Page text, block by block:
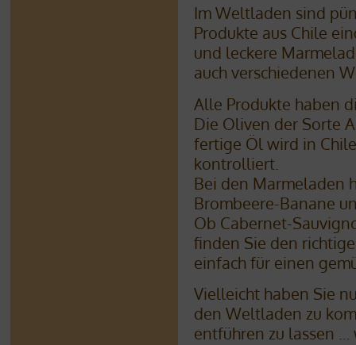
Im Weltladen sind
Produkte aus Chile
und leckere
auch verschiedenen
Alle Produkte haben
Die Oliven der Sorte
fertige Öl wird in
kontrolliert.
Bei den Marmeladen
Brombeere-Banane
Ob Cabernet-
finden Sie den
einfach für einen
Vielleicht haben Sie
den Weltladen zu
entführen zu lassen